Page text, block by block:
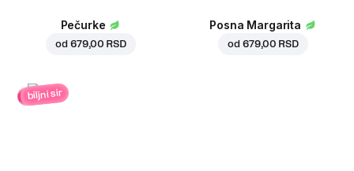
Pečurke
od 679,00 RSD
Posna Margarita
od 679,00 RSD
biljni sir